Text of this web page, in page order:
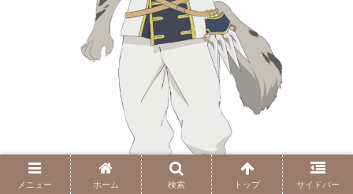
メニュー ホーム 検索 トップ サイドバー